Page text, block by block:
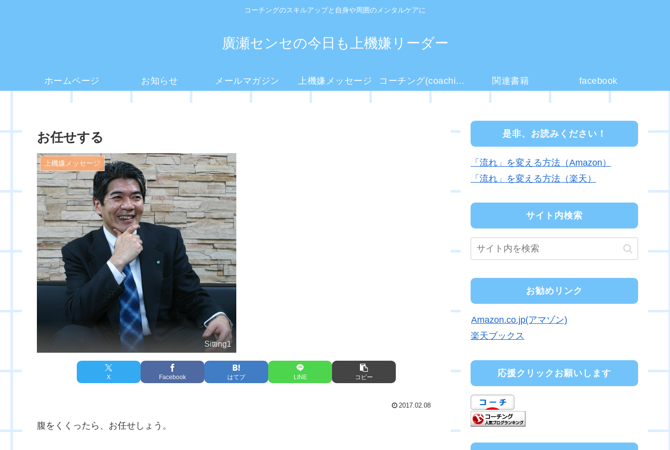
コーチングのスキルアップと自身や周囲のメンタルケアに
廣瀬センセの今日も上機嫌リーダー
ホームページ お知らせ メールマガジン 上機嫌メッセージ コーチング(coaching)とは？ 関連書籍 facebook
お任せする
上機嫌メッセージ
Sitting1
X Facebook はてブ LINE コピー
2017.02.08
腹をくくったら、お任せしょう。
是非、お読みください！
「流れ」を変える方法（Amazon）
「流れ」を変える方法（楽天）
サイト内検索
お勧めリンク
Amazon.co.jp(アマゾン)
楽天ブックス
応援クリックお願いします